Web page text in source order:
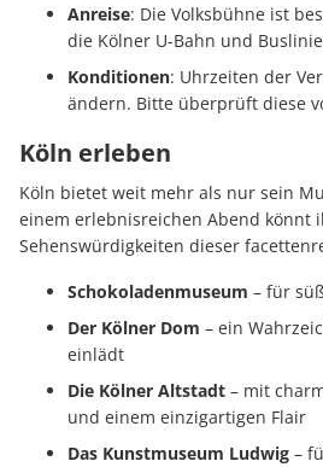
Anreise: Die Volksbühne ist
die Kölner U-Bahn und
Konditionen: Uhrzeiten der
ändern. Bitte überprüft diese
Köln erleben
Köln bietet weit mehr als nur sein
einem erlebnisreichen Abend könnt
Sehenswürdigkeiten dieser
Schokoladenmuseum – für
Der Kölner Dom – ein
einlädt
Die Kölner Altstadt – mit
und einem einzigartigen Flair
Das Kunstmuseum Ludwig –